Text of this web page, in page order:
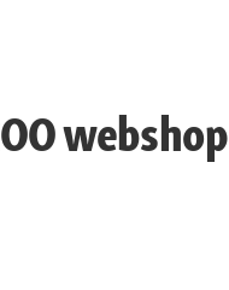
webshop